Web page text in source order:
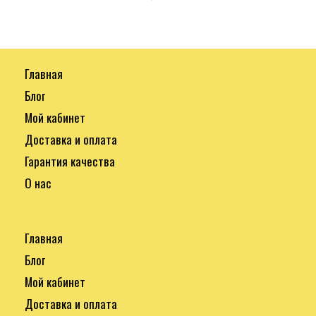
Главная
Блог
Мой кабинет
Доставка и оплата
Гарантия качества
О нас
Главная
Блог
Мой кабинет
Доставка и оплата